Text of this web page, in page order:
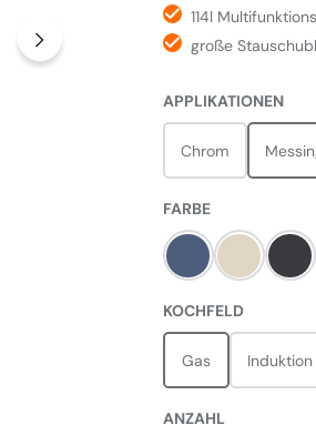
114l
große
APPLIKATIONEN
Chrom
FARBEAUSWÄHLEN
Stone BlueCream
KOCHFELD
Gas Induktion
ANZAHL